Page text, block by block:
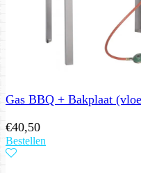
Gas BBQ + Bakplaat
€40,50
Bestellen